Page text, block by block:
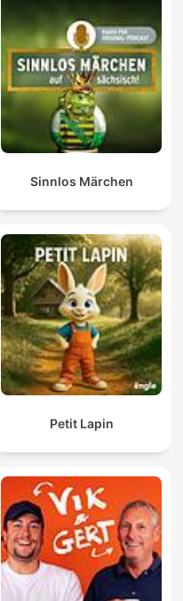
Sinnlos Märchen
Petit Lapin